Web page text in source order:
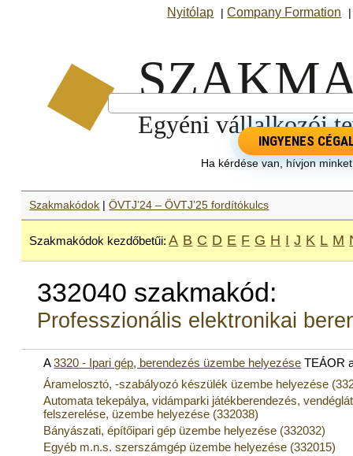
Nyitólap |Company Formation
INGYENES
Ha kérdése van, hívjon
Szakmakódok |ÖVTJ’24 – ÖVTJ’25 fordítókulcs
Szakmakódok kezdőbetűi: A B C D E F G H I J K L M
332040 szakmakód:
Professzionális elektronikai
A3320 - Ipari gép, berendezés üzembe helyezése TEÁOR
Áramelosztó, -szabályozó készülék üzembe helyezése
Automata tekepálya, vidámparki játékberendezés,
felszerelése, üzembe helyezése (332038)
Bányászati, építőipari gép üzembe helyezése (332032)
Egyéb m.n.s. szerszámgép üzembe helyezése (332015)